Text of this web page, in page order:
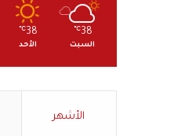
38
℃
السبت
38
℃
الأحد
الأشهر